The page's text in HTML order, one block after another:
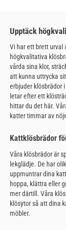
Upptäck
Vi har ett brett urval
högkvalitativa
vårda sina klor,
att kunna uttrycka
erbjuder klösbrädor
letar efter ett
hittar du det här.
katter timmar av
Kattklösbrädor
Våra klösbrädor är
lekglädje. De har
uppmuntrar dina
hoppa, klättra eller
mer därtill. Våra
klösytor så att dina
möbler.